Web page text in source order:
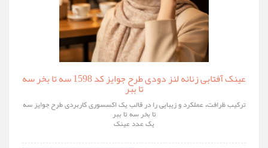
عینک آفتابی زنانه لنز دودی طرح جوایز کد 1598 سه تا بخر سه
تا ببر
ترکیب ظرافت، عملکرد و زیبایی را در قالب یک اکسسوری کاربردی طرح جوایز سه
تا بخر سه تا ببر
یک عدد عینک